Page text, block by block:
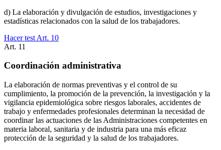
d) La elaboración y divulgación de estudios, investigaciones y
estadísticas relacionados con la salud de los trabajadores.
Hacer test Art. 10
Art. 11
Coordinación administrativa
La elaboración de normas preventivas y el control de su
cumplimiento, la promoción de la prevención, la investigación y la
vigilancia epidemiológica sobre riesgos laborales, accidentes de
trabajo y enfermedades profesionales determinan la necesidad de
coordinar las actuaciones de las Administraciones competentes en
materia laboral, sanitaria y de industria para una más eficaz
protección de la seguridad y la salud de los trabajadores.